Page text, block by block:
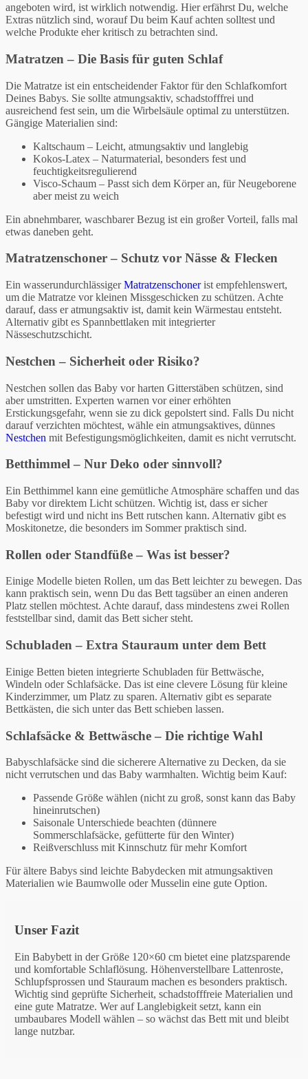
angeboten wird, ist wirklich notwendig. Hier erfährst Du, welche
Extras nützlich sind, worauf Du beim Kauf achten solltest und
welche Produkte eher kritisch zu betrachten sind.
Matratzen – Die Basis für guten Schlaf
Die Matratze ist ein entscheidender Faktor für den Schlafkomfort
Deines Babys. Sie sollte atmungsaktiv, schadstofffrei und
ausreichend fest sein, um die Wirbelsäule optimal zu unterstützen.
Gängige Materialien sind:
Kaltschaum – Leicht, atmungsaktiv und langlebig
Kokos-Latex – Naturmaterial, besonders fest und
feuchtigkeitsregulierend
Visco-Schaum – Passt sich dem Körper an, für Neugeborene
aber meist zu weich
Ein abnehmbarer, waschbarer Bezug ist ein großer Vorteil, falls mal
etwas daneben geht.
Matratzenschoner – Schutz vor Nässe & Flecken
Ein wasserundurchlässigerMatratzenschonerist empfehlenswert,
um die Matratze vor kleinen Missgeschicken zu schützen. Achte
darauf, dass er atmungsaktiv ist, damit kein Wärmestau entsteht.
Alternativ gibt es Spannbettlaken mit integrierter
Nässeschutzschicht.
Nestchen – Sicherheit oder Risiko?
Nestchen sollen das Baby vor harten Gitterstäben schützen, sind
aber umstritten. Experten warnen vor einer erhöhten
Erstickungsgefahr, wenn sie zu dick gepolstert sind. Falls Du nicht
darauf verzichten möchtest, wähle ein atmungsaktives, dünnes
Nestchen mit Befestigungsmöglichkeiten, damit es nicht verrutscht.
Betthimmel – Nur Deko oder sinnvoll?
Ein Betthimmel kann eine gemütliche Atmosphäre schaffen und das
Baby vor direktem Licht schützen. Wichtig ist, dass er sicher
befestigt wird und nicht ins Bett rutschen kann. Alternativ gibt es
Moskitonetze, die besonders im Sommer praktisch sind.
Rollen oder Standfüße – Was ist besser?
Einige Modelle bieten Rollen, um das Bett leichter zu bewegen. Das
kann praktisch sein, wenn Du das Bett tagsüber an einen anderen
Platz stellen möchtest. Achte darauf, dass mindestens zwei Rollen
feststellbar sind, damit das Bett sicher steht.
Schubladen – Extra Stauraum unter dem Bett
Einige Betten bieten integrierte Schubladen für Bettwäsche,
Windeln oder Schlafsäcke. Das ist eine clevere Lösung für kleine
Kinderzimmer, um Platz zu sparen. Alternativ gibt es separate
Bettkästen, die sich unter das Bett schieben lassen.
Schlafsäcke & Bettwäsche – Die richtige Wahl
Babyschlafsäcke sind die sicherere Alternative zu Decken, da sie
nicht verrutschen und das Baby warmhalten. Wichtig beim Kauf:
Passende Größe wählen (nicht zu groß, sonst kann das Baby
hineinrutschen)
Saisonale Unterschiede beachten (dünnere
Sommerschlafsäcke, gefütterte für den Winter)
Reißverschluss mit Kinnschutz für mehr Komfort
Für ältere Babys sind leichte Babydecken mit atmungsaktiven
Materialien wie Baumwolle oder Musselin eine gute Option.
Unser Fazit
Ein Babybett in der Größe 120×60 cm bietet eine platzsparende
und komfortable Schlaflösung. Höhenverstellbare Lattenroste,
Schlupfsprossen und Stauraum machen es besonders praktisch.
Wichtig sind geprüfte Sicherheit, schadstofffreie Materialien und
eine gute Matratze. Wer auf Langlebigkeit setzt, kann ein
umbaubares Modell wählen – so wächst das Bett mit und bleibt
lange nutzbar.